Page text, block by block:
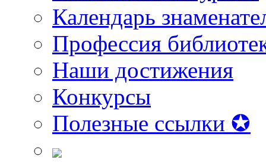
Календарь
Профессия
Наши достижения
Конкурсы
Полезные ссылки ✪